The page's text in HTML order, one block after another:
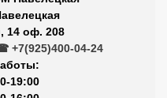
14 оф. 208
+7(925)400-04-24
19:00